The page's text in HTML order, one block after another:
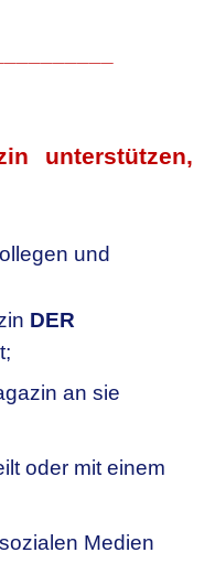
unterstützen,
und
DER
an sie
oder mit einem
Medien